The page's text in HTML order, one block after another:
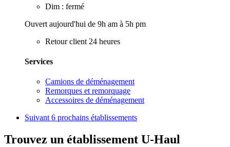
Dim : fermé
Ouvert aujourd'hui de 9h am à 5h pm
Retour client 24 heures
Services
Camions de déménagement
Remorques et remorquage
Accessoires de déménagement
Suivant 6 prochains établissements
Trouvez un établissement U-Haul